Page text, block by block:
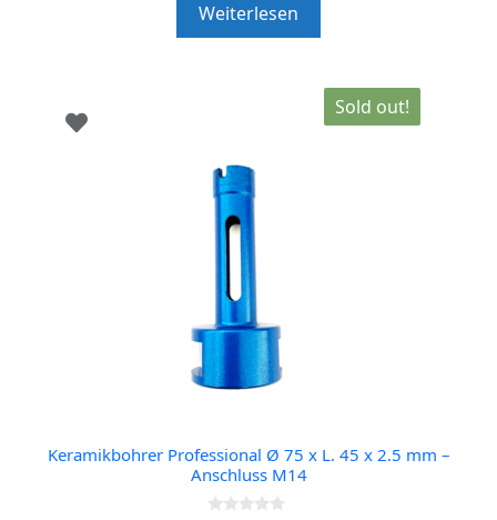
o
f
5
Weiterlesen
Sold out!
Keramikbohrer Professional Ø 75 x L. 45 x 2.5 mm –
Anschluss M14